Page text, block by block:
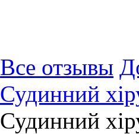
Все отзывы
Судинний
Судинний